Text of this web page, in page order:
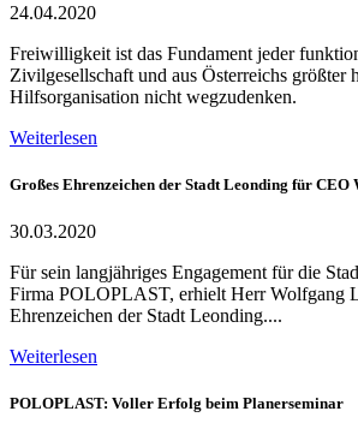
24.04.2020
Freiwilligkeit ist das Fundament jeder
Zivilgesellschaft und aus Österreichs größter
Hilfsorganisation nicht wegzudenken.
Weiterlesen
Großes Ehrenzeichen der Stadt Leonding für CEO
30.03.2020
Für sein langjähriges Engagement für die
Firma POLOPLAST, erhielt Herr Wolfgang
Ehrenzeichen der Stadt Leonding....
Weiterlesen
POLOPLAST: Voller Erfolg beim Planerseminar